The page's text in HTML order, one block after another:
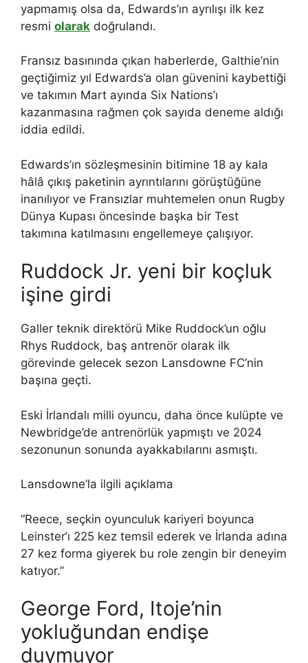
yapmamış olsa da, Edwards’ın ayrılışı ilk kez
resmi olarak doğrulandı.
Fransız basınında çıkan haberlerde, Galthie’nin
geçtiğimiz yıl Edwards’a olan güvenini kaybettiği
ve takımın Mart ayında Six Nations’ı
kazanmasına rağmen çok sayıda deneme aldığı
iddia edildi.
Edwards’ın sözleşmesinin bitimine 18 ay kala
hâlâ çıkış paketinin ayrıntılarını görüştüğüne
inanılıyor ve Fransızlar muhtemelen onun Rugby
Dünya Kupası öncesinde başka bir Test
takımına katılmasını engellemeye çalışıyor.
Ruddock Jr. yeni bir koçluk
işine girdi
Galler teknik direktörü Mike Ruddock’un oğlu
Rhys Ruddock, baş antrenör olarak ilk
görevinde gelecek sezon Lansdowne FC’nin
başına geçti.
Eski İrlandalı milli oyuncu, daha önce kulüpte ve
Newbridge’de antrenörlük yapmıştı ve 2024
sezonunun sonunda ayakkabılarını asmıştı.
Lansdowne’la ilgili açıklama
“Reece, seçkin oyunculuk kariyeri boyunca
Leinster’ı 225 kez temsil ederek ve İrlanda adına
27 kez forma giyerek bu role zengin bir deneyim
katıyor.”
George Ford, Itoje’nin
yokluğundan endişe
duymuyor